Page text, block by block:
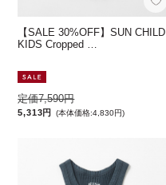
【SALE 30%OFF】SUN CHILD
KIDS Cropped …
定価7,590円
5,313円 (本体価格:4,830円)